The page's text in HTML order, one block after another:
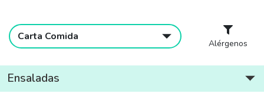
Carta Comida
Alérgenos
Ensaladas